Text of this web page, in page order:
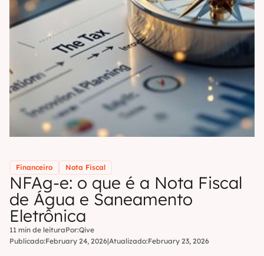
Financeiro Nota Fiscal
NFAg-e: o que é a Nota Fiscal
de Água e Saneamento
Eletrônica
11 min de leituraPor:Qive
Publicado:February 24, 2026|Atualizado:February 23, 2026